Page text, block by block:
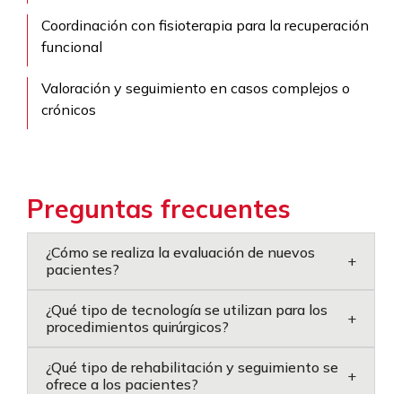
Coordinación con fisioterapia para la recuperación
funcional
Valoración y seguimiento en casos complejos o
crónicos
Preguntas frecuentes
¿Cómo se realiza la evaluación de nuevos
pacientes?
+
¿Qué tipo de tecnología se utilizan para los
procedimientos quirúrgicos?
+
¿Qué tipo de rehabilitación y seguimiento se
ofrece a los pacientes?
+